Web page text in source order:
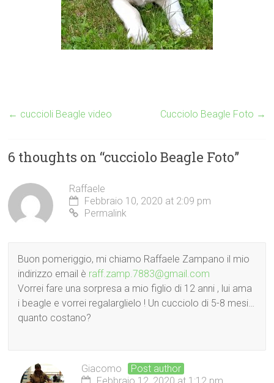
← cuccioli Beagle video Cucciolo Beagle Foto →
6 thoughts on “cucciolo Beagle Foto”
Raffaele
Febbraio 10, 2020 at 2:09 pm
Permalink
Buon pomeriggio, mi chiamo Raffaele Zampano il mio
indirizzo email è raff.zamp.7883@gmail.com
Vorrei fare una sorpresa a mio figlio di 12 anni , lui ama
i beagle e vorrei regalarglielo ! Un cucciolo di 5-8 mesi…
quanto costano?
Giacomo
Post author